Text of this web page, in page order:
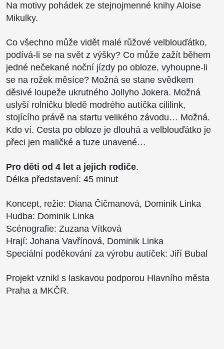
Na motivy pohádek ze stejnojmenné knihy Aloise
Mikulky.
Co všechno může vidět malé růžové velblouďátko,
podívá-li se na svět z výšky? Co může zažít během
jedné nečekané noční jízdy po obloze, vyhoupne-li
se na rožek měsíce? Možná se stane svědkem
děsivé loupeže ukrutného Jollyho Jokera. Možná
uslyší rolničku bledě modrého autíčka cililink,
stojícího právě na startu velikého závodu… Možná.
Kdo ví. Cesta po obloze je dlouhá a velblouďátko je
přeci jen maličké a tuze unavené…
Pro děti od 4 let a jejich rodiče.
Délka představení: 45 minut
Koncept, režie: Diana Čičmanová, Dominik Linka
Hudba: Dominik Linka
Scénografie: Zuzana Vítková
Hrají: Johana Vavřínová, Dominik Linka
Speciální poděkování za výrobu autíček: Jiří Bubal
Projekt vznikl s laskavou podporou Hlavního města
Praha a MKČR.